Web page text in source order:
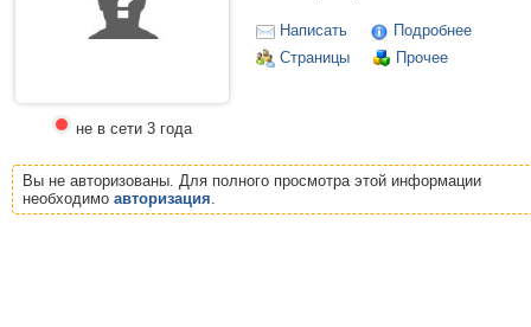
не в сети 3 года
Написать
Подробнее
Страницы
Прочее
Вы не авторизованы. Для полного просмотра этой информации
необходимо авторизация.